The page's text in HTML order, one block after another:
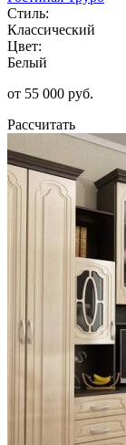
Стиль:
Классический
Цвет:
Белый
от 55 000 руб.
Рассчитать